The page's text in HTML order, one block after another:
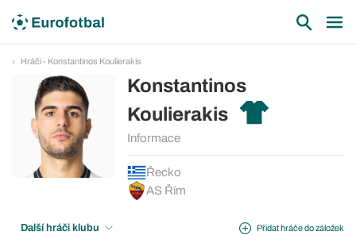
Hráči - Konstantinos Koulierakis
Konstantinos
Koulierakis
Informace
Řecko
AS Řím
Přidat hráče do záložek
Další hráči klubu